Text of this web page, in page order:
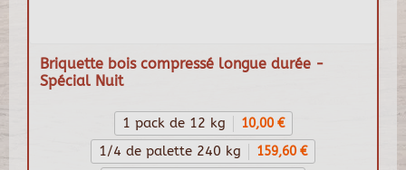
Briquette bois compressé longue durée -
Spécial Nuit
1 pack de 12 kg 10,00 €
1/4 de palette 240 kg 159,60 €